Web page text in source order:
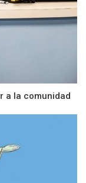
a la comunidad